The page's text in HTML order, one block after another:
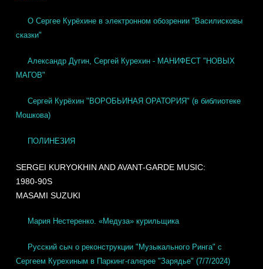
О Сергее Курёхине в электронном обозрении "Василисковы
сказки"
Александр Дугин, Сергей Курехин - МАНИФЕСТ "НОВЫХ
МАГОВ"
Сергей Курёхин "ВОРОБЬИНАЯ ОРАТОРИЯ" (в библиотеке
Мошкова)
ПОЛИНЕЗИЯ
SERGEI KURYOKHIN AND AVANT-GARDE MUSIC:
1980-90S
MASAMI SUZUKI
Мария Нестеренко. «Медуза» курильщика
Русский сыч о реконструкции "Музыкального Ринга" с
Сергеем Курехиным в Паркинг-галерее "Зарядье" (7/7/2024)